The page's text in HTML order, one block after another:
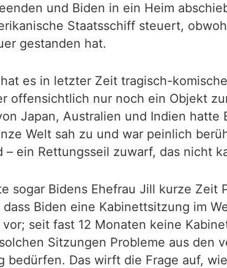
und Biden in ein Heim
Staatsschiff steuert,
gestanden hat.
es in letzter Zeit tragisch-
offensichtlich nur noch ein Objekt
Japan, Australien und Indien
Welt sah zu und war peinlich
– ein Rettungsseil zuwarf, das nicht
sogar Bidens Ehefrau Jill kurze
Biden eine Kabinettsitzung im
vor; seit fast 12 Monaten keine
Sitzungen Probleme aus den
bedürfen. Das wirft die Frage auf,